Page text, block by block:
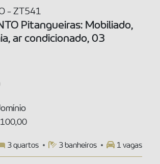
- ZT541
Pitangueiras: Mobiliado,
ar condicionado, 03
3 quartos 3 banheiros 1 vagas